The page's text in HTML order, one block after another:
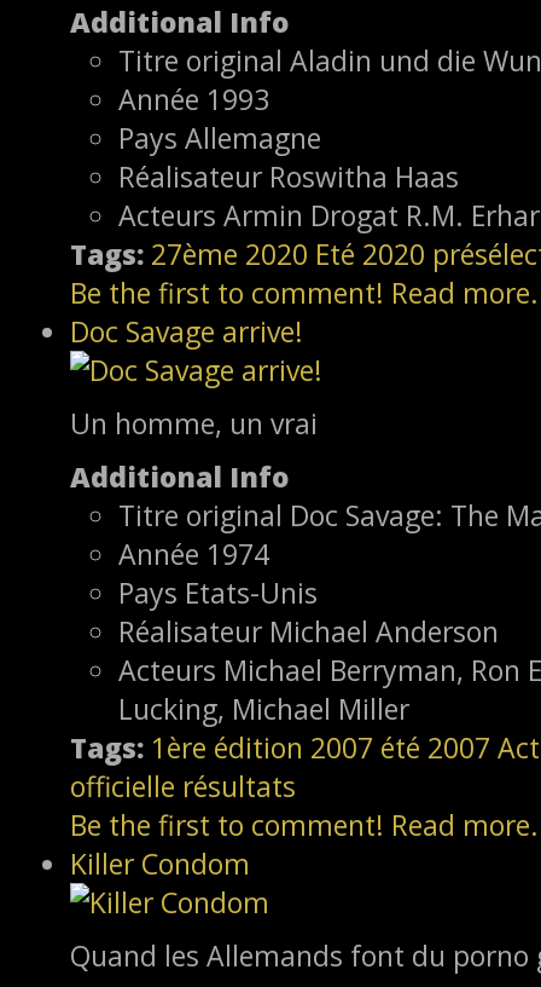
Additional Info
Titre original Aladin und die
Année 1993
Pays Allemagne
Réalisateur Roswitha Haas
Acteurs Armin Drogat R.M.
Tags: 27ème 2020 Eté 2020
Be the first to comment! Read
Doc Savage arrive!
Un homme, un vrai
Additional Info
Titre original Doc Savage: The
Année 1974
Pays Etats-Unis
Réalisateur Michael Anderson
Acteurs Michael Berryman, Ron
Lucking, Michael Miller
Tags: 1ère édition 2007 été 2007
officielle résultats
Be the first to comment! Read
Killer Condom
Quand les Allemands font du porno